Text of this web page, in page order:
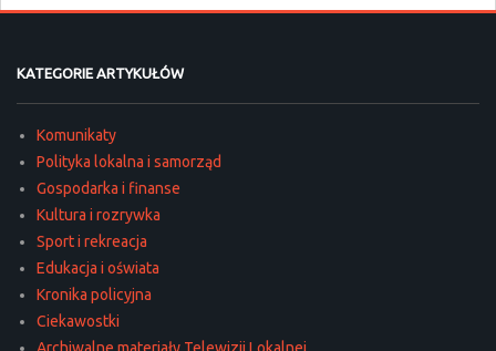
KATEGORIE ARTYKUŁÓW
Komunikaty
Polityka lokalna i samorząd
Gospodarka i finanse
Kultura i rozrywka
Sport i rekreacja
Edukacja i oświata
Kronika policyjna
Ciekawostki